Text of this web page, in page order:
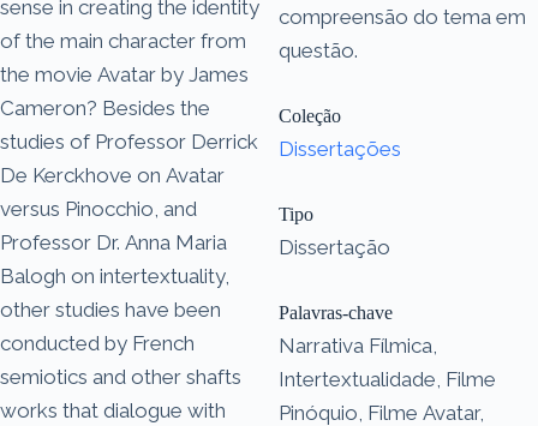
sense in creating the identity
of the main character from
the movie Avatar by James
Cameron? Besides the
studies of Professor Derrick
De Kerckhove on Avatar
versus Pinocchio, and
Professor Dr. Anna Maria
Balogh on intertextuality,
other studies have been
conducted by French
semiotics and other shafts
works that dialogue with
compreensão do tema em
questão.
Coleção
Dissertações
Tipo
Dissertação
Palavras-chave
Narrativa Fílmica,
Intertextualidade, Filme
Pinóquio, Filme Avatar,